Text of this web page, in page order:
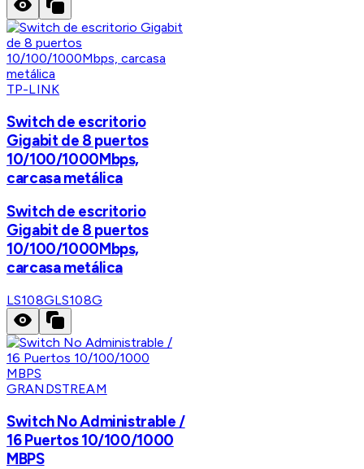
TP-LINK
Switch de escritorio
Gigabit de 8 puertos
10/100/1000Mbps,
carcasa metálica
Switch de escritorio
Gigabit de 8 puertos
10/100/1000Mbps,
carcasa metálica
LS108GLS108G
GRANDSTREAM
Switch No Administrable /
16 Puertos 10/100/1000
MBPS